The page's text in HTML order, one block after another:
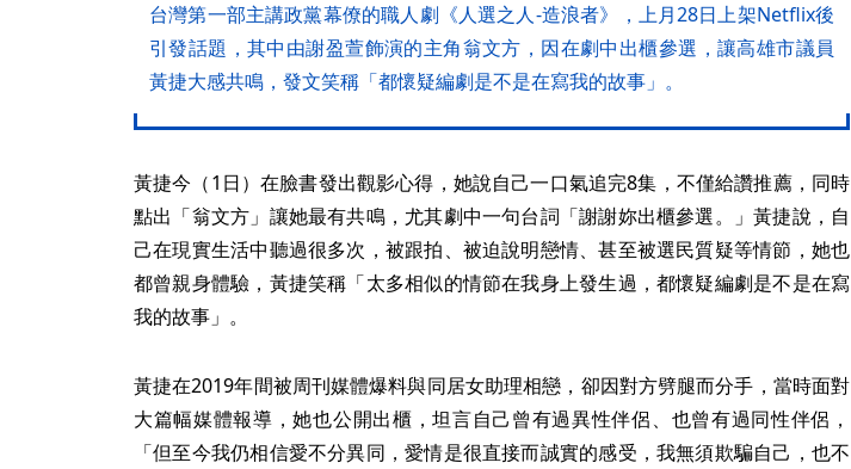
台灣第一部主講政黨幕僚的職人劇《人選之人-造浪者》，上月28日上架Netflix後
引發話題，其中由謝盈萱飾演的主角翁文方，因在劇中出櫃參選，讓高雄市議員
黃捷大感共鳴，發文笑稱「都懷疑編劇是不是在寫我的故事」。
黃捷今（1日）在臉書發出觀影心得，她說自己一口氣追完8集，不僅給讚推薦，同時
點出「翁文方」讓她最有共鳴，尤其劇中一句台詞「謝謝妳出櫃參選。」黃捷說，自
己在現實生活中聽過很多次，被跟拍、被迫說明戀情、甚至被選民質疑等情節，她也
都曾親身體驗，黃捷笑稱「太多相似的情節在我身上發生過，都懷疑編劇是不是在寫
我的故事」。
黃捷在2019年間被周刊媒體爆料與同居女助理相戀，卻因對方劈腿而分手，當時面對
大篇幅媒體報導，她也公開出櫃，坦言自己曾有過異性伴侶、也曾有過同性伴侶，
「但至今我仍相信愛不分異同，愛情是很直接而誠實的感受，我無須欺騙自己，也不